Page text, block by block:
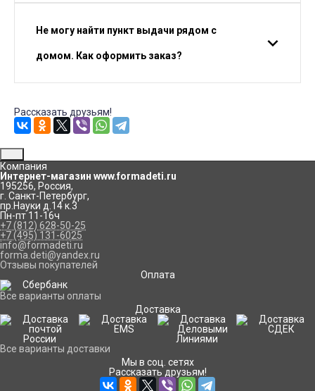
Не могу найти пункт выдачи рядом с
домом. Как оформить заказ?
Рассказать друзьям!
Компания
Интернет-магазин www.formadeti.ru
195256, Россия,
г. Санкт-Петербург,
пр.Науки д.14 к.3
Пн-пт 11-16ч
+7 (812) 628-50-25
+7 (495) 131-6025
info@formadeti.ru
forma.deti@yandex.ru
Отзывы покупателей
Оплата
Все варианты оплаты
Доставка
Все варианты доставки
Мы в соц. сетях
Рассказать друзьям!